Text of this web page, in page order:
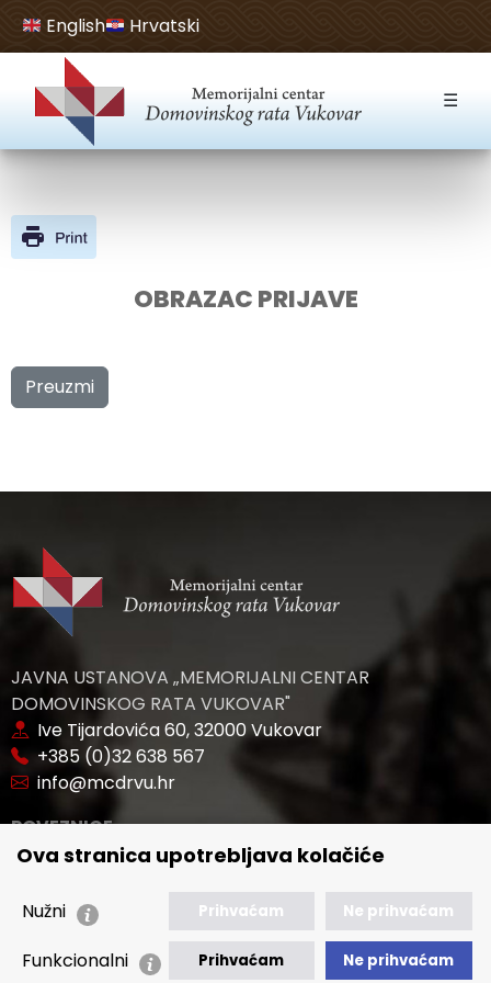
Open toolbar
Ova stranica upotrebljava kolačiće
Nužni Prihvaćam Ne prihvaćam
Funkcionalni Prihvaćam Ne prihvaćam
English Hrvatski
☰
OBRAZAC PRIJAVE
Preuzmi
JAVNA USTANOVA „MEMORIJALNI CENTAR
DOMOVINSKOG RATA VUKOVAR"
Ive Tijardovića 60, 32000 Vukovar
+385 (0)32 638 567
info@mcdrvu.hr
POVEZNICE
🢒 Novosti
🢒 Natječaji
🢒 Javna nabava